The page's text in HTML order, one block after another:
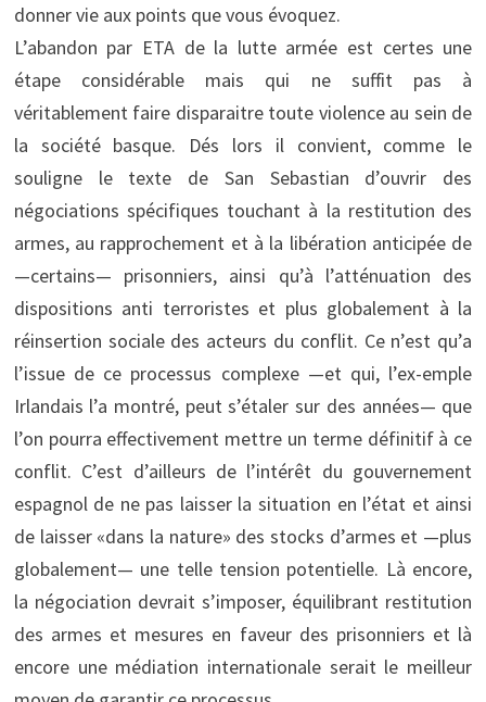
donner vie aux points que vous évoquez.
L’abandon par ETA de la lutte armée est certes une
étape considérable mais qui ne suffit pas à
véritablement faire disparaitre toute violence au sein de
la société basque. Dés lors il convient, comme le
souligne le texte de San Sebastian d’ouvrir des
négociations spécifiques touchant à la restitution des
armes, au rapprochement et à la libération anticipée de
—certains— prisonniers, ainsi qu’à l’atténuation des
dispositions anti terroristes et plus globalement à la
réinsertion sociale des acteurs du conflit. Ce n’est qu’a
l’issue de ce processus complexe —et qui, l’ex-emple
Irlandais l’a montré, peut s’étaler sur des années— que
l’on pourra effectivement mettre un terme définitif à ce
conflit. C’est d’ailleurs de l’intérêt du gouvernement
espagnol de ne pas laisser la situation en l’état et ainsi
de laisser «dans la nature» des stocks d’armes et —plus
globalement— une telle tension potentielle. Là encore,
la négociation devrait s’imposer, équilibrant restitution
des armes et mesures en faveur des prisonniers et là
encore une médiation internationale serait le meilleur